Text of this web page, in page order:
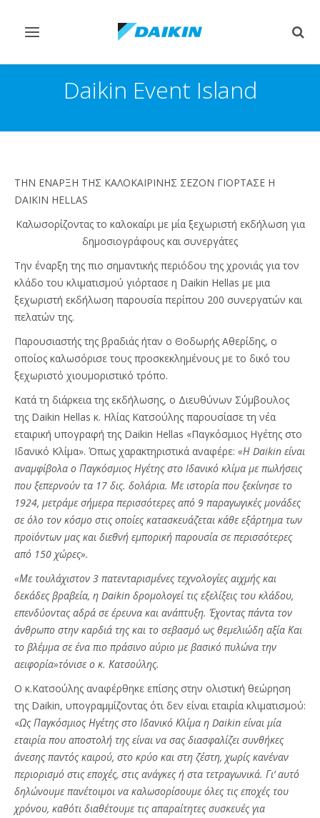
Εναλλαγή
πλοήγηση
Daikin Event Island
ΤΗΝ ΕΝΑΡΞΗ ΤΗΣ ΚΑΛΟΚΑΙΡΙΝΗΣ ΣΕΖΟΝ ΓΙΟΡΤΑΣΕ Η
DAIKIN HELLAS
Καλωσορίζοντας το καλοκαίρι με μία ξεχωριστή εκδήλωση για
δημοσιογράφους και συνεργάτες
Την έναρξη της πιο σημαντικής περιόδου της χρονιάς για τον
κλάδο του κλιματισμού γιόρτασε η Daikin Hellas με μια
ξεχωριστή εκδήλωση παρουσία περίπου 200 συνεργατών και
πελατών της.
Παρουσιαστής της βραδιάς ήταν ο Θοδωρής Αθερίδης, ο
οποίος καλωσόρισε τους προσκεκλημένους με το δικό του
ξεχωριστό χιουμοριστικό τρόπο.
Κατά τη διάρκεια της εκδήλωσης, ο Διευθύνων Σύμβουλος
της Daikin Hellas κ. Ηλίας Κατσούλης παρουσίασε τη νέα
εταιρική υπογραφή της Daikin Hellas «Παγκόσμιος Ηγέτης στο
Ιδανικό Κλίμα». Όπως χαρακτηριστικά αναφέρε: «Η Daikin είναι
αναμφίβολα ο Παγκόσμιος Ηγέτης στο Ιδανικό κλίμα με πωλήσεις
που ξεπερνούν τα 17 δις. δολάρια. Με ιστορία που ξεκίνησε το
1924, μετράμε σήμερα περισσότερες από 9 παραγωγικές μονάδες
σε όλο τον κόσμο στις οποίες κατασκευάζεται κάθε εξάρτημα των
προϊόντων μας και διεθνή εμπορική παρουσία σε περισσότερες
από 150 χώρες».
«Με τουλάχιστον 3 πατενταρισμένες τεχνολογίες αιχμής και
δεκάδες βραβεία, η Daikin δρομολογεί τις εξελίξεις του κλάδου,
επενδύοντας αδρά σε έρευνα και ανάπτυξη. Έχοντας πάντα τον
άνθρωπο στην καρδιά της και το σεβασμό ως θεμελιώδη αξία Και
το βλέμμα σε ένα πιο πράσινο αύριο με βασικό πυλώνα την
αειφορία»τόνισε ο κ. Κατσούλης.
Ο κ.Κατσούλης αναφέρθηκε επίσης στην ολιστική θεώρηση
της Daikin, υπογραμμίζοντας ότι δεν είναι εταιρία κλιματισμού:
«Ως Παγκόσμιος Ηγέτης στο Ιδανικό Κλίμα η Daikin είναι μία
εταιρία που αποστολή της είναι να σας διασφαλίζει συνθήκες
άνεσης παντός καιρού, στο κρύο και στη ζέστη, χωρίς κανέναν
περιορισμό στις εποχές, στις ανάγκες ή στα τετραγωνικά. Γι’ αυτό
δηλώνουμε πανέτοιμοι να καλωσορίσουμε όλες τις εποχές του
χρόνου, καθότι διαθέτουμε τις απαραίτητες συσκευές για